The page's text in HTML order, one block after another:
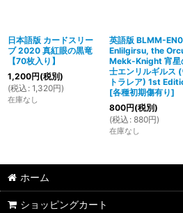
日本語版 カードスリー
ブ 2020 真紅眼の黒竜
【70枚入り】
1,200円(税別)
(税込 : 1,320円)
在庫なし
英語版 BLMM-
Enlilgirsu, the
Mekk-Knight 宵星
士エンリルギルス
トラレア) 1st
[各種初期傷有り]
800円(税別)
(税込 : 880円)
在庫なし
ホーム
ショッピングカート